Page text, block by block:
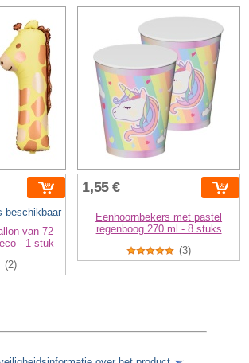
beschikbaar
van 72
- 1 stuk
(2)
1,55 €
Eenhoornbekers met pastel
regenboog 270 ml - 8 stuks
(3)